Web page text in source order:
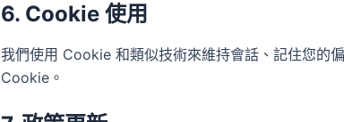
6. Cookie 使用
我們使用 Cookie 和類似技術來維持會話、記住您的
Cookie。